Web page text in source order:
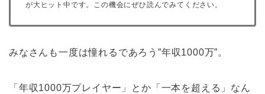
が大ヒット中です。この機会にぜひ読んでみてください。
みなさんも一度は憧れるであろう”年収1000万”。
「年収1000万プレイヤー」とか「一本を超える」なん